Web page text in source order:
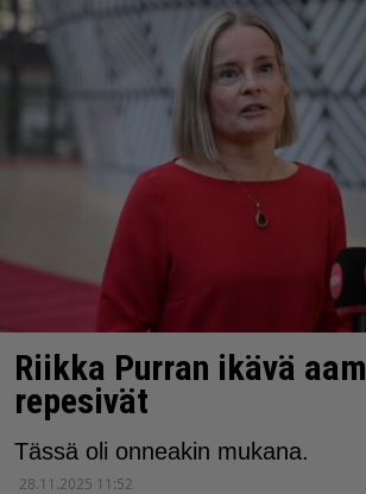
Riikka Purran ikävä
repesivät
Tässä oli onneakin mukana.
28.11.2025 11:52